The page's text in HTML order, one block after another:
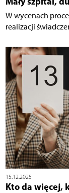
W wycenach
realizacji
15.12.2025
Kto da więcej,